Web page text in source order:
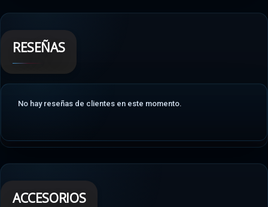
RESEÑAS
No hay reseñas de clientes en este momento.
ACCESORIOS